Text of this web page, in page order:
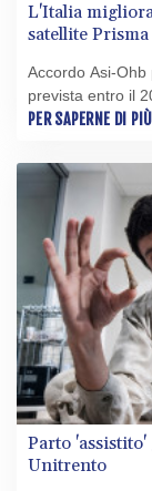
L'Italia
satellite Prisma
Accordo Asi-
prevista entro il
PER SAPERNE DI PIÙ
Parto
Unitrento